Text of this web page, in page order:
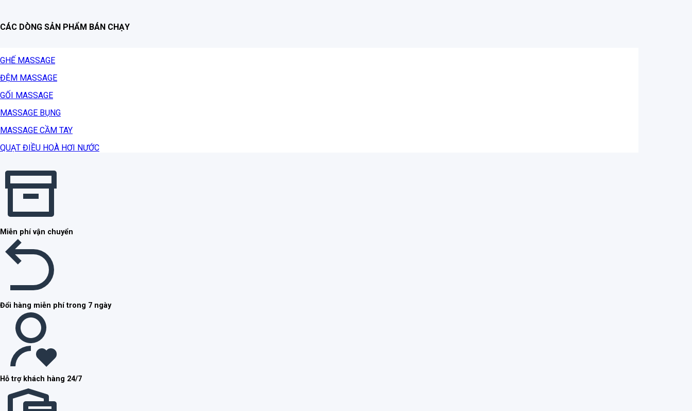
CÁC DÒNG SẢN PHẨM BÁN CHẠY
GHẾ MASSAGE
ĐỆM MASSAGE
GỐI MASSAGE
MASSAGE BỤNG
MASSAGE CẦM TAY
QUẠT ĐIỀU HOÀ HƠI NƯỚC
Miễn phí vận chuyển
Đổi hàng miễn phí trong 7 ngày
Hỗ trợ khách hàng 24/7